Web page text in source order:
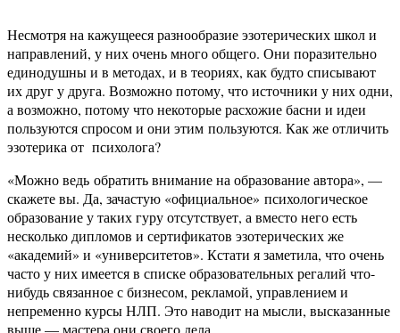
Несмотря на кажущееся разнообразие эзотерических школ и
направлений, у них очень много общего. Они поразительно
единодушны и в методах, и в теориях, как будто списывают
их друг у друга. Возможно потому, что источники у них одни,
а возможно, потому что некоторые расхожие басни и идеи
пользуются спросом и они этим пользуются. Как же отличить
эзотерика от психолога?
«Можно ведь обратить внимание на образование автора», —
скажете вы. Да, зачастую «официальное» психологическое
образование у таких гуру отсутствует, а вместо него есть
несколько дипломов и сертификатов эзотерических же
«академий» и «университетов». Кстати я заметила, что очень
часто у них имеется в списке образовательных регалий что-
нибудь связанное с бизнесом, рекламой, управлением и
непременно курсы НЛП. Это наводит на мысли, высказанные
выше — мастера они своего дела